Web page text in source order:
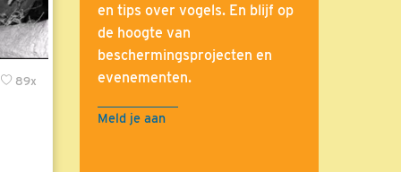
89x
en tips over vogels. En blijf op
de hoogte van
beschermingsprojecten en
evenementen.
Meld je aan